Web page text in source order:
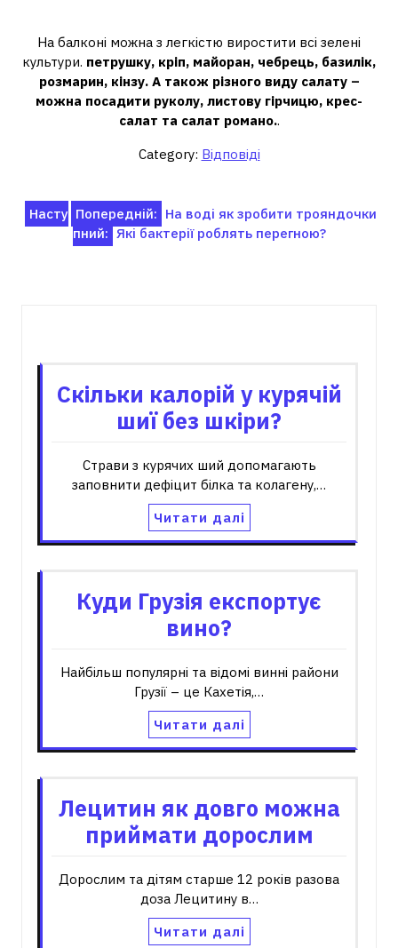
На балконі можна з легкістю виростити всі зелені
культури. петрушку, кріп, майоран, чебрець, базилік,
розмарин, кінзу. А також різного виду салату –
можна посадити руколу, листову гірчицю, крес-
салат та салат романо..
Category: Відповіді
Навігація
записів
Попередній: На воді як зробити трояндочки
Насту
пний: Які бактерії роблять перегною?
Скільки калорій у курячій
шиї без шкіри?
Страви з курячих ший допомагають
заповнити дефіцит білка та колагену,…
Читати далі
Куди Грузія експортує
вино?
Найбільш популярні та відомі винні райони
Грузії – це Кахетія,…
Читати далі
Лецитин як довго можна
приймати дорослим
Дорослим та дітям старше 12 років разова
доза Лецитину в…
Читати далі